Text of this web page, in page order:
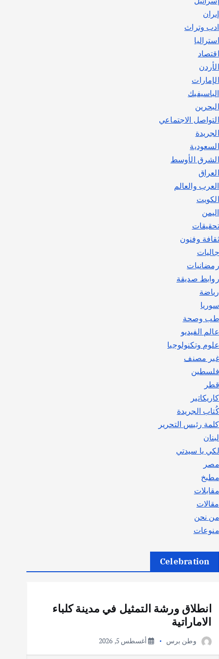
إيران
ادب وتراث
استراليا
اقتصاد
الأردن
الإمارات
الباسيفيك
البحرين
التواصل الاجتماعي
الجريدة
السعودية
الشرق الأوسط
العراق
العرب والعالم
الكويت
اليمن
تحقيقات
ثقافة وفنون
جاليات
رمضانيات
روابط صديقة
رياضة
سوريا
طب وصحة
عالم الفيديو
علوم وتكنولوجيا
غير مصنف
فلسطين
قطر
كاريكاتير
كُتاب الجريدة
كلمة رئيس التحرير
لبنان
لكي يا سيدتي
مصر
مطبخ
مقابلات
مقالات
من نحن
منوعات
Celebration
انطلاق ورشة التمثيل في مدينة كلباء
الاماراتية
وطن برس أغسطس 5, 2026